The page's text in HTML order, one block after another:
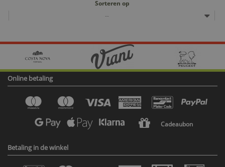
Sorteren op
--
Online betaling
Cadeaubon
Betaling in de winkel